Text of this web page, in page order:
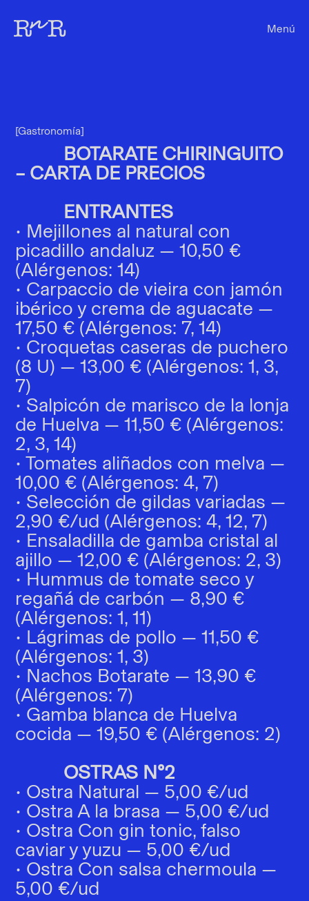
Menú
[Gastronomía]
BOTARATE CHIRINGUITO
– CARTA DE PRECIOS
ENTRANTES
• Mejillones al natural con
picadillo andaluz — 10,50 €
(Alérgenos: 14)
• Carpaccio de vieira con jamón
ibérico y crema de aguacate —
17,50 € (Alérgenos: 7, 14)
• Croquetas caseras de puchero
(8 U) — 13,00 € (Alérgenos: 1, 3,
7)
• Salpicón de marisco de la lonja
de Huelva — 11,50 € (Alérgenos:
2, 3, 14)
• Tomates aliñados con melva —
10,00 € (Alérgenos: 4, 7)
• Selección de gildas variadas —
2,90 €/ud (Alérgenos: 4, 12, 7)
• Ensaladilla de gamba cristal al
ajillo — 12,00 € (Alérgenos: 2, 3)
• Hummus de tomate seco y
regañá de carbón — 8,90 €
(Alérgenos: 1, 11)
• Lágrimas de pollo — 11,50 €
(Alérgenos: 1, 3)
• Nachos Botarate — 13,90 €
(Alérgenos: 7)
• Gamba blanca de Huelva
cocida — 19,50 € (Alérgenos: 2)
OSTRAS Nº2
• Ostra Natural — 5,00 €/ud
• Ostra A la brasa — 5,00 €/ud
• Ostra Con gin tonic, falso
caviar y yuzu — 5,00 €/ud
• Ostra Con salsa chermoula —
5,00 €/ud